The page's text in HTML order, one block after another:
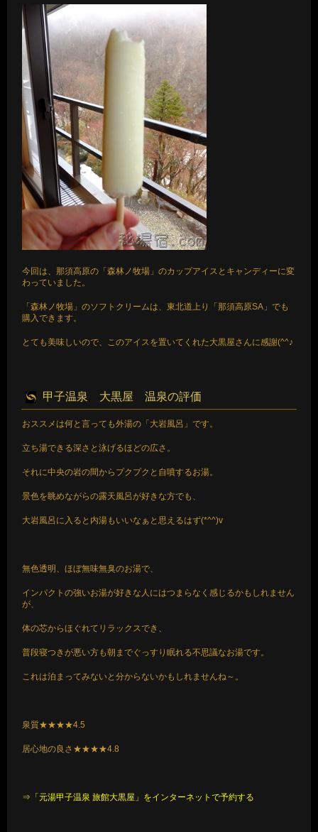
今回は、那須高原の「森林ノ牧場」のカップアイスとキャンディーに変
わっていました。
「森林ノ牧場」のソフトクリームは、東北道上り「那須高原SA」でも
購入できます。
とても美味しいので、このアイスを置いてくれた大黒屋さんに感謝(^^♪
甲子温泉 大黒屋 温泉の評価
おススメは何と言っても外湯の「大岩風呂」です。
立ち湯できる深さと泳げるほどの広さ。
それに中央の岩の間からプクプクと自噴するお湯。
景色を眺めながらの露天風呂が好きな方でも、
大岩風呂に入ると内湯もいいなぁと思えるはず(*^^)v
無色透明、ほぼ無味無臭のお湯で、
インパクトの強いお湯が好きな人にはつまらなく感じるかもしれません
が、
体の芯からほぐれてリラックスでき、
普段寝つきが悪い方も朝までぐっすり眠れる不思議なお湯です。
これは泊まってみないと分からないかもしれませんね～。
泉質★★★★4.5
居心地の良さ★★★★4.8
⇒「元湯甲子温泉 旅館大黒屋」をインターネットで予約する